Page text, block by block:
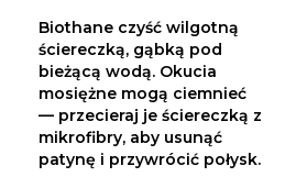
Biothane czyść wilgotną
ściereczką, gąbką pod
bieżącą wodą. Okucia
mosiężne mogą ciemnieć
— przecieraj je ściereczką z
mikrofibry, aby usunąć
patynę i przywrócić połysk.